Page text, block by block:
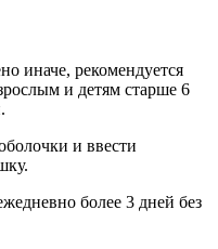
иначе, рекомендуется
и детям старше 6
и ввести
более 3 дней без